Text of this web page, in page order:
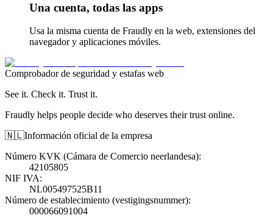
Una cuenta, todas las apps
Usa la misma cuenta de Fraudly en la web, extensiones del
navegador y aplicaciones móviles.
Comprobador de seguridad y estafas web
See it. Check it. Trust it.
Fraudly helps people decide who deserves their trust online.
🇳🇱Información oficial de la empresa
Número KVK (Cámara de Comercio neerlandesa):
42105805
NIF IVA:
NL005497525B11
Número de establecimiento (vestigingsnummer):
000066091004